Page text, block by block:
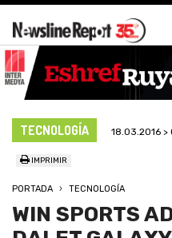
TECNOLOGÍA 18.03.2016 >
IMPRIMIR
PORTADA TECNOLOGÍA
WIN SPORTS